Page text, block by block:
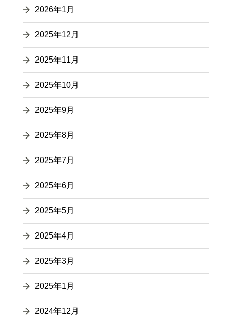
2026年1月
2025年12月
2025年11月
2025年10月
2025年9月
2025年8月
2025年7月
2025年6月
2025年5月
2025年4月
2025年3月
2025年1月
2024年12月